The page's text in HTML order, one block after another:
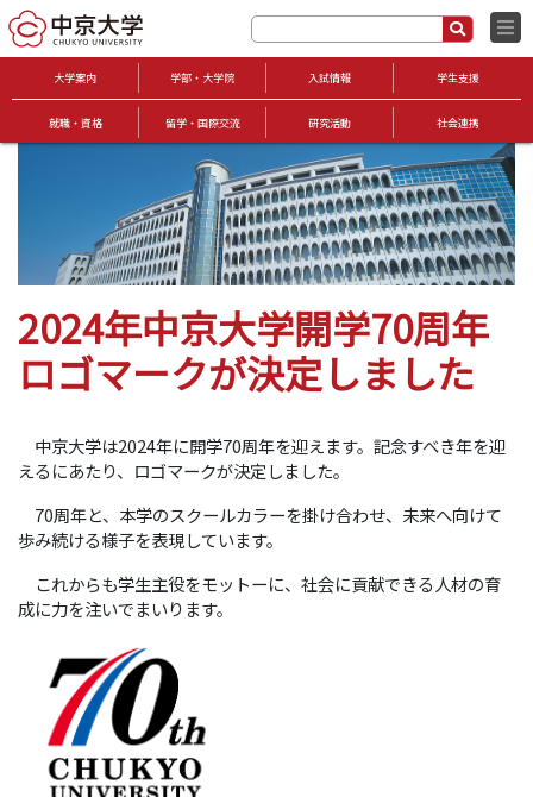
大学案内 学部・大学院 入試情報 学生支援
就職・資格 留学・国際交流 研究活動 社会連携
2024年中京大学開学70周年
ロゴマークが決定しました
中京大学は2024年に開学70周年を迎えます。記念すべき年を迎
えるにあたり、ロゴマークが決定しました。
70周年と、本学のスクールカラーを掛け合わせ、未来へ向けて
歩み続ける様子を表現しています。
これからも学生主役をモットーに、社会に貢献できる人材の育
成に力を注いでまいります。